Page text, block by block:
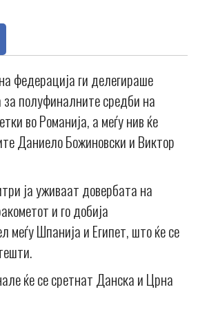
федерација ги делегираше
полуфиналните средби на
во Романија, а меѓу нив ќе
Даниело Божиновски и Виктор
ја уживаат довербата на
и го добија
меѓу Шпанија и Египет, што ќе се
ќе се сретнат Данска и Црна